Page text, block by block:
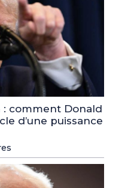
: comment Donald
d’une puissance